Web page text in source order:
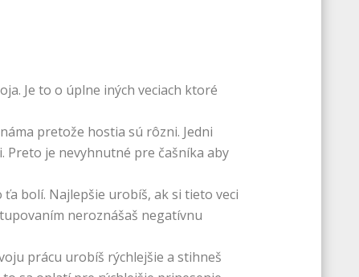
Je to o úplne iných veciach ktoré
pretože hostia sú rôzni. Jedni
Preto je nevyhnutné pre čašníka aby
bolí. Najlepšie urobíš, ak si tieto veci
neroznášaš negatívnu
prácu urobíš rýchlejšie a stihneš